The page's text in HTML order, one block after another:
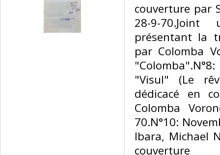
couverture par
28-9-70.Joint
présentant la
par Colomba
"Visul" (Le
dédicacé en
Colomba
70.N°10:
Ibara, Michael